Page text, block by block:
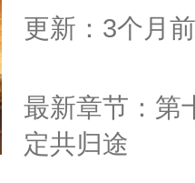
更新：3个月前
最新章节：第
定共归途